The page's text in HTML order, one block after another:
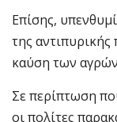
Επίσης,
της
καύση των
Σε περίπτωση
οι πολίτες